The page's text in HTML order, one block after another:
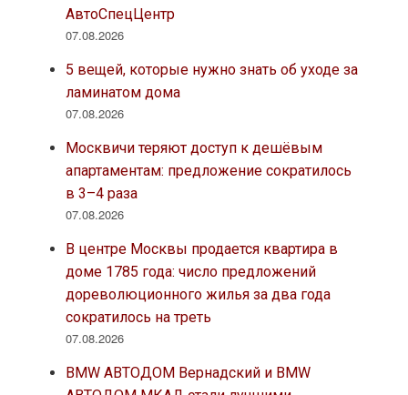
АвтоСпецЦентр
07.08.2026
5 вещей, которые нужно знать об уходе за
ламинатом дома
07.08.2026
Москвичи теряют доступ к дешёвым
апартаментам: предложение сократилось
в 3–4 раза
07.08.2026
В центре Москвы продается квартира в
доме 1785 года: число предложений
дореволюционного жилья за два года
сократилось на треть
07.08.2026
BMW АВТОДОМ Вернадский и BMW